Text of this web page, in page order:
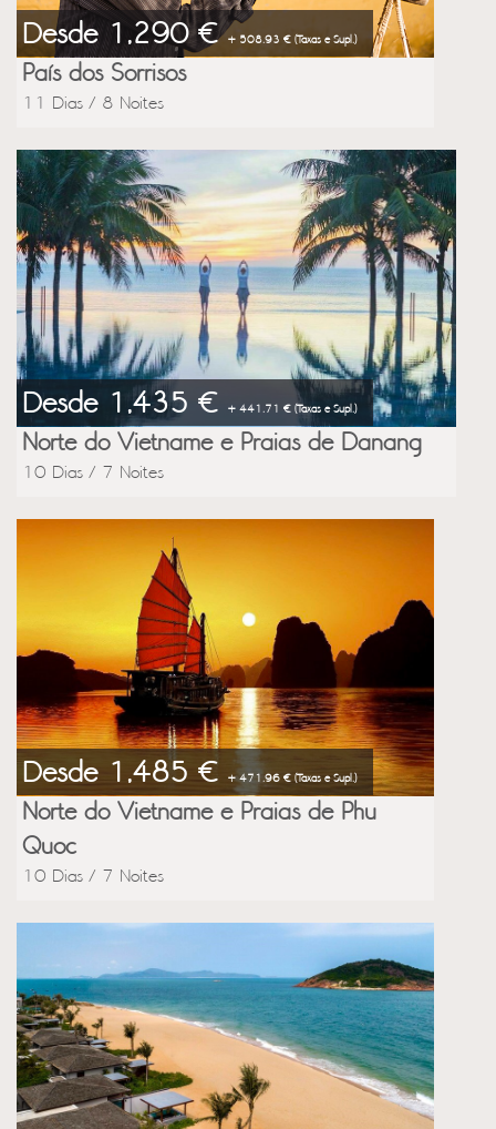
Desde 1,290 €+ 508.93 € (Taxas e Supl.)
País dos Sorrisos
11 Dias / 8 Noites
Desde 1,435 € + 441.71 € (Taxas e Supl.)
Norte do Vietname e Praias de Danang
10 Dias / 7 Noites
Desde 1,485 € + 471.96 € (Taxas e Supl.)
Norte do Vietname e Praias de Phu
Quoc
10 Dias / 7 Noites